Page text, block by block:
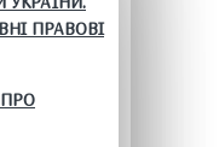
ПРАВОВІ